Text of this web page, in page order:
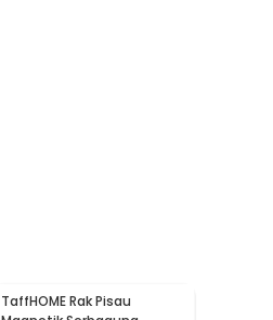
TaffHOME Rak Pisau